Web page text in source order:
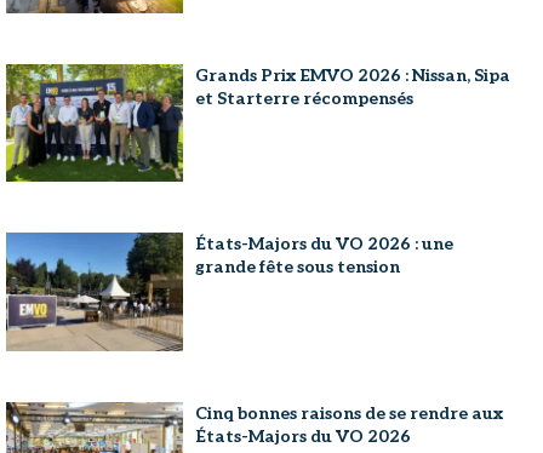
Grands Prix EMVO 2026 : Nissan, Sipa
et Starterre récompensés
États-Majors du VO 2026 : une
grande fête sous tension
Cinq bonnes raisons de se rendre aux
États-Majors du VO 2026